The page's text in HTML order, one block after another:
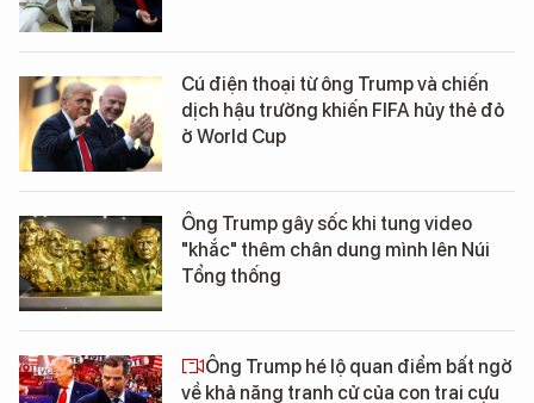
Cú điện thoại từ ông Trump và chiến
dịch hậu trường khiến FIFA hủy thẻ đỏ
ở World Cup
Ông Trump gây sốc khi tung video
"khắc" thêm chân dung mình lên Núi
Tổng thống
Ông Trump hé lộ quan điểm bất ngờ
về khả năng tranh cử của con trai cựu